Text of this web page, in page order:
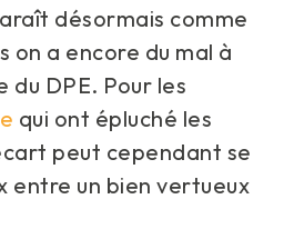
désormais comme
on a encore du mal à
du DPE. Pour les
qui ont épluché les
peut cependant se
entre un bien vertueux